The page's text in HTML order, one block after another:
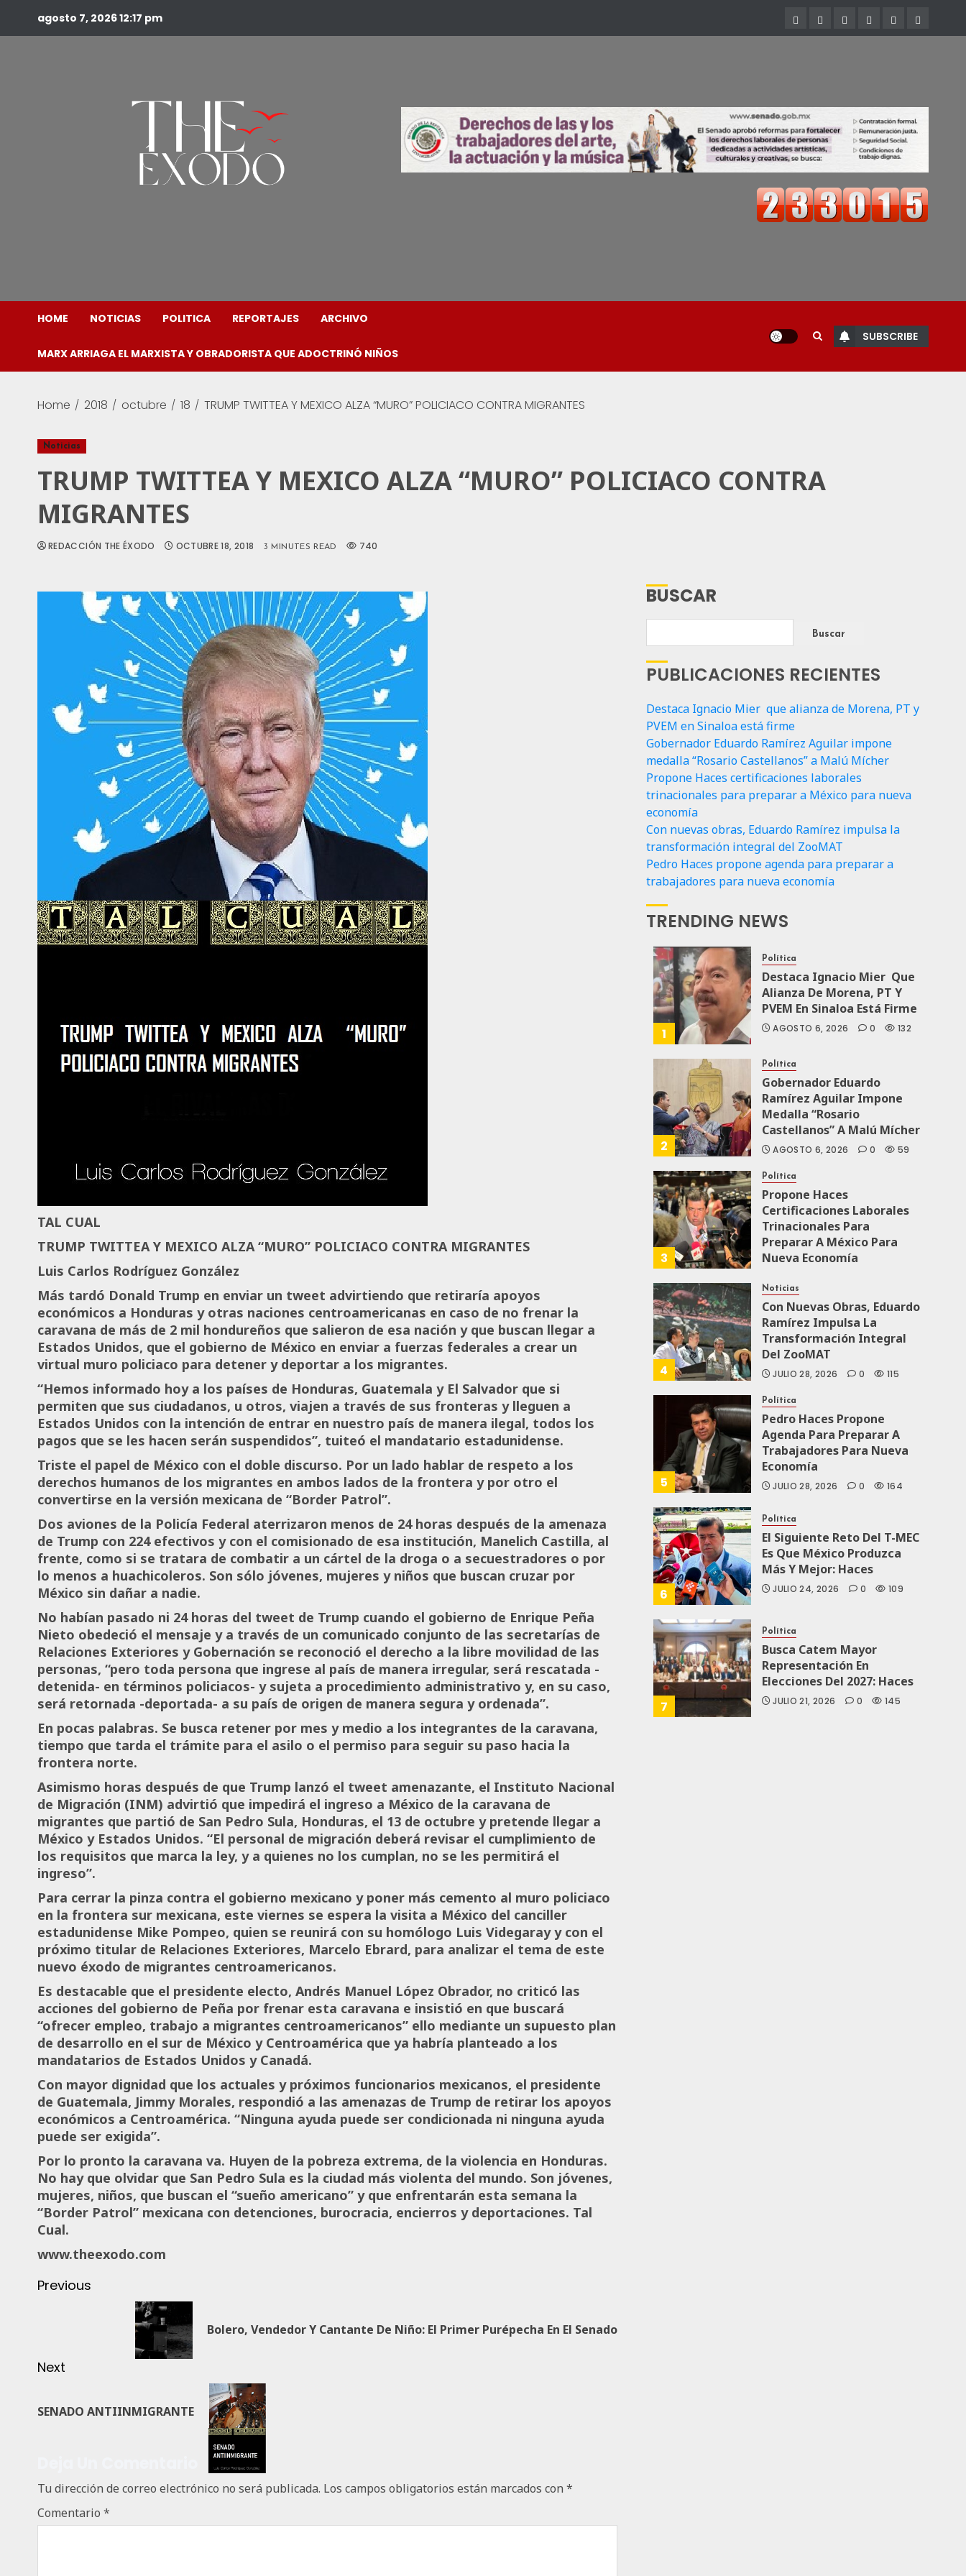
agosto 7, 202612:17 pm
HOME NOTICIAS POLITICA REPORTAJES ARCHIVO
MARX ARRIAGA EL MARXISTA Y OBRADORISTA QUE ADOCTRINÓ NIÑOS
SUBSCRIBE
Home 2018 octubre 18 TRUMP TWITTEA Y MEXICO ALZA “MURO” POLICIACO CONTRA MIGRANTES
Noticias
TRUMP TWITTEA Y MEXICO ALZA “MURO” POLICIACO CONTRA
MIGRANTES
REDACCIÓN THE ÉXODO OCTUBRE 18, 2018 3 MINUTES READ 740
TAL CUAL
TRUMP TWITTEA Y MEXICO ALZA “MURO” POLICIACO CONTRA MIGRANTES
Luis Carlos Rodríguez González
Más tardó Donald Trump en enviar un tweet advirtiendo que retiraría apoyos
económicos a Honduras y otras naciones centroamericanas en caso de no frenar la
caravana de más de 2 mil hondureños que salieron de esa nación y que buscan llegar a
Estados Unidos, que el gobierno de México en enviar a fuerzas federales a crear un
virtual muro policiaco para detener y deportar a los migrantes.
“Hemos informado hoy a los países de Honduras, Guatemala y El Salvador que si
permiten que sus ciudadanos, u otros, viajen a través de sus fronteras y lleguen a
Estados Unidos con la intención de entrar en nuestro país de manera ilegal, todos los
pagos que se les hacen serán suspendidos”, tuiteó el mandatario estadunidense.
Triste el papel de México con el doble discurso. Por un lado hablar de respeto a los
derechos humanos de los migrantes en ambos lados de la frontera y por otro el
convertirse en la versión mexicana de “Border Patrol”.
Dos aviones de la Policía Federal aterrizaron menos de 24 horas después de la amenaza
de Trump con 224 efectivos y con el comisionado de esa institución, Manelich Castilla, al
frente, como si se tratara de combatir a un cártel de la droga o a secuestradores o por
lo menos a huachicoleros. Son sólo jóvenes, mujeres y niños que buscan cruzar por
México sin dañar a nadie.
No habían pasado ni 24 horas del tweet de Trump cuando el gobierno de Enrique Peña
Nieto obedeció el mensaje y a través de un comunicado conjunto de las secretarías de
Relaciones Exteriores y Gobernación se reconoció el derecho a la libre movilidad de las
personas, “pero toda persona que ingrese al país de manera irregular, será rescatada -
detenida- en términos policiacos- y sujeta a procedimiento administrativo y, en su caso,
será retornada -deportada- a su país de origen de manera segura y ordenada”.
En pocas palabras. Se busca retener por mes y medio a los integrantes de la caravana,
tiempo que tarda el trámite para el asilo o el permiso para seguir su paso hacia la
frontera norte.
Asimismo horas después de que Trump lanzó el tweet amenazante, el Instituto Nacional
de Migración (INM) advirtió que impedirá el ingreso a México de la caravana de
migrantes que partió de San Pedro Sula, Honduras, el 13 de octubre y pretende llegar a
México y Estados Unidos. “El personal de migración deberá revisar el cumplimiento de
los requisitos que marca la ley, y a quienes no los cumplan, no se les permitirá el
ingreso”.
Para cerrar la pinza contra el gobierno mexicano y poner más cemento al muro policiaco
en la frontera sur mexicana, este viernes se espera la visita a México del canciller
estadunidense Mike Pompeo, quien se reunirá con su homólogo Luis Videgaray y con el
próximo titular de Relaciones Exteriores, Marcelo Ebrard, para analizar el tema de este
nuevo éxodo de migrantes centroamericanos.
Es destacable que el presidente electo, Andrés Manuel López Obrador, no criticó las
acciones del gobierno de Peña por frenar esta caravana e insistió en que buscará
“ofrecer empleo, trabajo a migrantes centroamericanos” ello mediante un supuesto plan
de desarrollo en el sur de México y Centroamérica que ya habría planteado a los
mandatarios de Estados Unidos y Canadá.
Con mayor dignidad que los actuales y próximos funcionarios mexicanos, el presidente
de Guatemala, Jimmy Morales, respondió a las amenazas de Trump de retirar los apoyos
económicos a Centroamérica. “Ninguna ayuda puede ser condicionada ni ninguna ayuda
puede ser exigida”.
Por lo pronto la caravana va. Huyen de la pobreza extrema, de la violencia en Honduras.
No hay que olvidar que San Pedro Sula es la ciudad más violenta del mundo. Son jóvenes,
mujeres, niños, que buscan el “sueño americano” y que enfrentarán esta semana la
“Border Patrol” mexicana con detenciones, burocracia, encierros y deportaciones. Tal
Cual.
www.theexodo.com
Previous
Bolero, Vendedor Y Cantante De Niño: El Primer Purépecha En El Senado
Next
SENADO ANTIINMIGRANTE
Tu dirección de correo electrónico no será publicada. Los campos obligatorios están marcados con *
Comentario *
BUSCAR
Buscar
PUBLICACIONES RECIENTES
Destaca Ignacio Mier que alianza de Morena, PT y
PVEM en Sinaloa está firme
Gobernador Eduardo Ramírez Aguilar impone
medalla “Rosario Castellanos” a Malú Mícher
Propone Haces certificaciones laborales
trinacionales para preparar a México para nueva
economía
Con nuevas obras, Eduardo Ramírez impulsa la
transformación integral del ZooMAT
Pedro Haces propone agenda para preparar a
trabajadores para nueva economía
TRENDING NEWS
1
Política
Destaca Ignacio Mier Que
Alianza De Morena, PT Y
PVEM En Sinaloa Está Firme
AGOSTO 6, 2026 0 132
2
Política
Gobernador Eduardo
Ramírez Aguilar Impone
Medalla “Rosario
Castellanos” A Malú Mícher
AGOSTO 6, 2026 0 59
3
Política
Propone Haces
Certificaciones Laborales
Trinacionales Para
Preparar A México Para
Nueva Economía
4
Noticias
Con Nuevas Obras, Eduardo
Ramírez Impulsa La
Transformación Integral
Del ZooMAT
JULIO 28, 2026 0 115
5
Política
Pedro Haces Propone
Agenda Para Preparar A
Trabajadores Para Nueva
Economía
JULIO 28, 2026 0 164
6
Política
El Siguiente Reto Del T-MEC
Es Que México Produzca
Más Y Mejor: Haces
JULIO 24, 2026 0 109
7
Política
Busca Catem Mayor
Representación En
Elecciones Del 2027: Haces
JULIO 21, 2026 0 145